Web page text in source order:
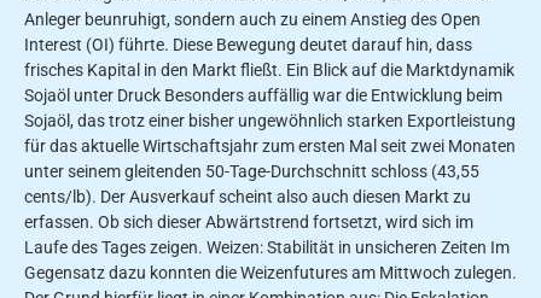
Anleger beunruhigt, sondern auch zu einem Anstieg des Open
Interest (OI) führte. Diese Bewegung deutet darauf hin, dass
frisches Kapital in den Markt fließt. Ein Blick auf die Marktdynamik
Sojaöl unter Druck Besonders auffällig war die Entwicklung beim
Sojaöl, das trotz einer bisher ungewöhnlich starken Exportleistung
für das aktuelle Wirtschaftsjahr zum ersten Mal seit zwei Monaten
unter seinem gleitenden 50-Tage-Durchschnitt schloss (43,55
cents/lb). Der Ausverkauf scheint also auch diesen Markt zu
erfassen. Ob sich dieser Abwärtstrend fortsetzt, wird sich im
Laufe des Tages zeigen. Weizen: Stabilität in unsicheren Zeiten Im
Gegensatz dazu konnten die Weizenfutures am Mittwoch zulegen.